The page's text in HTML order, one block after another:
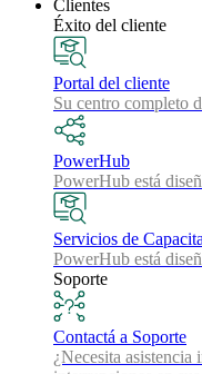
Clientes
Éxito del cliente
Portal del cliente
Su centro completo
PowerHub
PowerHub está
Servicios de
PowerHub está
Soporte
Contactá a Soporte
¿Necesita